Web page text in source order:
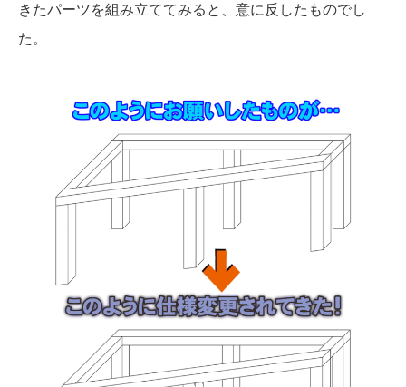
きたパーツを組み立ててみると、意に反したものでし
た。